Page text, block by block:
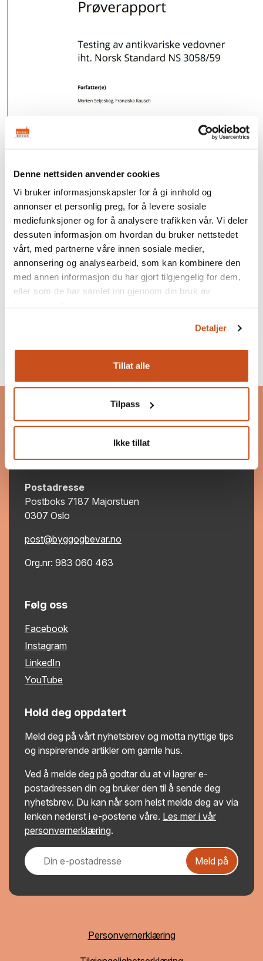
Denne nettsiden anvender cookies
Vi bruker informasjonskapsler for å gi innhold og
annonser et personlig preg, for å levere sosiale
mediefunksjoner og for å analysere trafikken vår. Vi deler
dessuten informasjon om hvordan du bruker nettstedet
vårt, med partnerne våre innen sosiale medier,
annonsering og analysearbeid, som kan kombinere den
med annen informasjon du har gjort tilgjengelig for dem,
eller som de har samlet inn gjennom din bruk av
Detaljer
Tillat alle
Tilpass
Ikke tillat
Bygg og Bevar
Bygg og Bevar er et program som skal inspirere og
motivere til bevaring, bruk og ombruk av
Les mer om Bygg og Bevar
Postadresse
Postboks 7187 Majorstuen
0307 Oslo
post@byggogbevar.no
Org.nr: 983 060 463
Følg oss
Facebook
Instagram
LinkedIn
YouTube
Hold deg oppdatert
Meld deg på vårt nyhetsbrev og motta nyttige tips
og inspirerende artikler om gamle hus.
Ved å melde deg på godtar du at vi lagrer e-
postadressen din og bruker den til å sende deg
nyhetsbrev. Du kan når som helst melde deg av via
lenken nederst i e-postene våre. Les mer i vår
personvernerklæring.
Meld på
Personvernerklæring